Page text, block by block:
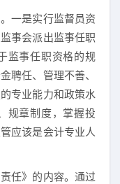
一是实行监督员资
事会派出监事任职
监事任职资格的规
聘任、管理不善、
专业能力和政策水
规章制度，掌握投
应该是会计专业人
任》的内容。通过